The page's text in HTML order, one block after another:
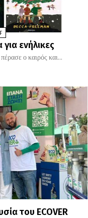
για ενήλικες
ο καιρός και...
του ECOVER